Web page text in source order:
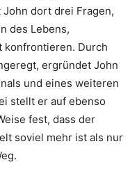
dort drei Fragen,
des Lebens,
konfrontieren. Durch
ergründet John
und eines weiteren
stellt er auf ebenso
fest, dass der
soviel mehr ist als nur